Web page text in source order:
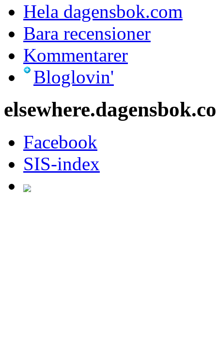
Hela dagensbok.com
Bara recensioner
Kommentarer
Bloglovin'
Facebook
SIS-index